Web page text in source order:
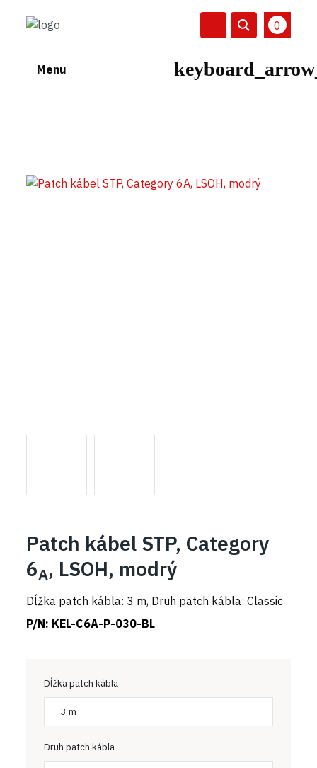
0
Menu
Patch kábel STP, Category
6A, LSOH, modrý
Dĺžka patch kábla: 3 m, Druh patch kábla: Classic
P/N: KEL-C6A-P-030-BL
Dĺžka patch kábla
3 m
Druh patch kábla